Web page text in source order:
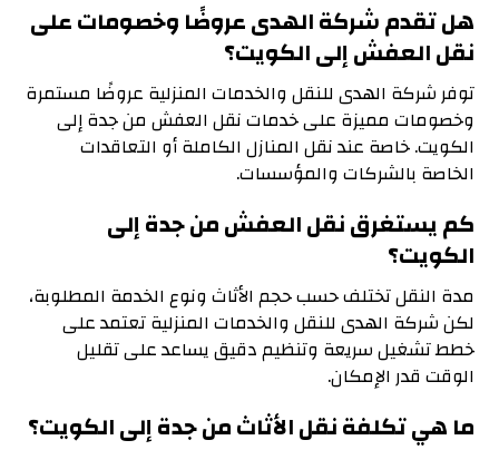
هل تقدم شركة الهدى عروضًا وخصومات على
نقل العفش إلى الكويت؟
توفر شركة الهدى للنقل والخدمات المنزلية عروضًا مستمرة
وخصومات مميزة على خدمات نقل العفش من جدة إلى
الكويت. خاصة عند نقل المنازل الكاملة أو التعاقدات
الخاصة بالشركات والمؤسسات.
كم يستغرق نقل العفش من جدة إلى
الكويت؟
مدة النقل تختلف حسب حجم الأثاث ونوع الخدمة المطلوبة،
لكن شركة الهدى للنقل والخدمات المنزلية تعتمد على
خطط تشغيل سريعة وتنظيم دقيق يساعد على تقليل
الوقت قدر الإمكان.
ما هي تكلفة نقل الأثاث من جدة إلى الكويت؟